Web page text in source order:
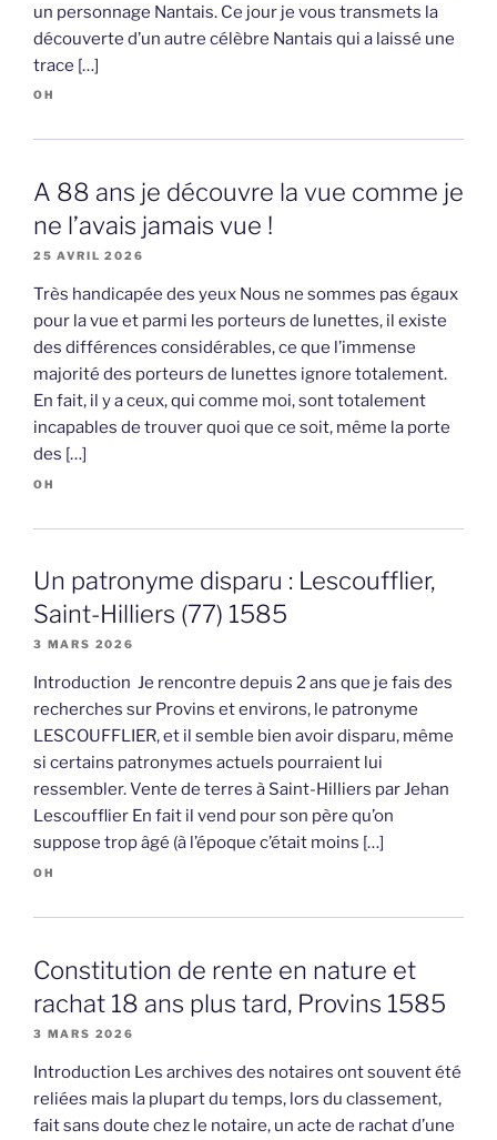
un personnage Nantais. Ce jour je vous transmets la
découverte d’un autre célèbre Nantais qui a laissé une
trace […]
OH
A 88 ans je découvre la vue comme je
ne l’avais jamais vue !
25 AVRIL 2026
Très handicapée des yeux Nous ne sommes pas égaux
pour la vue et parmi les porteurs de lunettes, il existe
des différences considérables, ce que l’immense
majorité des porteurs de lunettes ignore totalement.
En fait, il y a ceux, qui comme moi, sont totalement
incapables de trouver quoi que ce soit, même la porte
des […]
OH
Un patronyme disparu : Lescoufflier,
Saint-Hilliers (77) 1585
3 MARS 2026
Introduction Je rencontre depuis 2 ans que je fais des
recherches sur Provins et environs, le patronyme
LESCOUFFLIER, et il semble bien avoir disparu, même
si certains patronymes actuels pourraient lui
ressembler. Vente de terres à Saint-Hilliers par Jehan
Lescoufflier En fait il vend pour son père qu’on
suppose trop âgé (à l’époque c’était moins […]
OH
Constitution de rente en nature et
rachat 18 ans plus tard, Provins 1585
3 MARS 2026
Introduction Les archives des notaires ont souvent été
reliées mais la plupart du temps, lors du classement,
fait sans doute chez le notaire, un acte de rachat d’une